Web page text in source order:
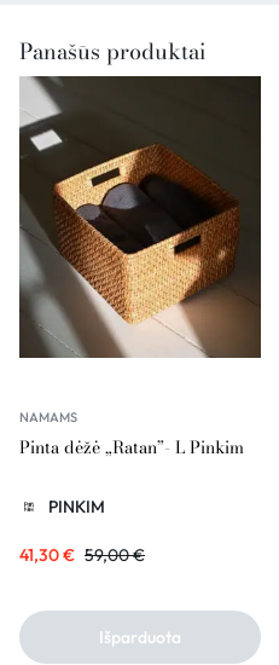
Panašūs produktai
NAMAMS
Pinta dėžė „Ratan”- L Pinkim
PINKIM
41,30€ 59,00€
Išparduota